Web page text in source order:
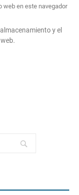
web en este navegador
y el